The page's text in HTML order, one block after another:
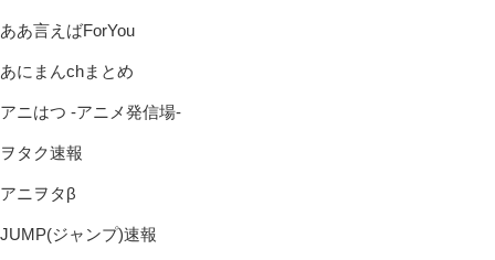
ああ言えばForYou
あにまんchまとめ
アニはつ -アニメ発信場-
ヲタク速報
アニヲタβ
JUMP(ジャンプ)速報